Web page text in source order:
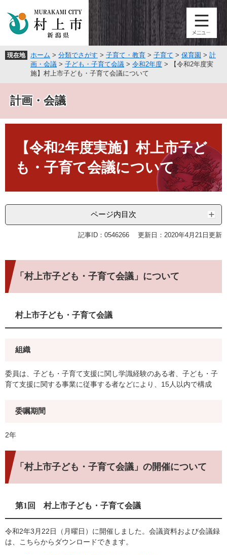
頭
飛
へ
現在地 ホーム > 分類でさがす > 子育て・教育 > 子育て > 保育園 > 計
画・会議 > 子ども・子育て会議 > 令和2年度 >
【令和2年度実
施】村上市子ども・子育て会議について
計画・会議
【令和2年度実施】村上市子ど
も・子育て会議について
ページ内目次
記事ID：0546266 更新日：2020年4月21日更新
「村上市子ども・子育て会議」について
村上市子ども・子育て会議
組織
委員は、子ども・子育て支援に関し学識経験のある者、子ども・子
育て支援に関する事業に従事する者などにより、15人以内で構成
委嘱期間
2年
「村上市子ども・子育て会議」の開催について
第1回 村上市子ども・子育て会議
令和2年3月22日（月曜日）に開催しました。会議資料および会議録
は、こちらからダウンロードできます。